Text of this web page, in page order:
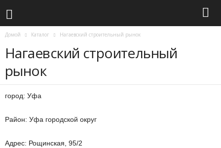
Домой Каталог Нагаевский строительный рынок
Нагаевский строительный
рынок
город: Уфа
Район: Уфа городской округ
Адрес: Рощинская, 95/2